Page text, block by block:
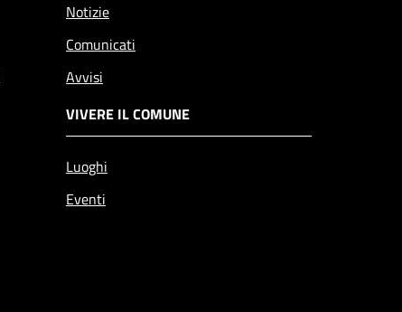
Notizie
Comunicati
Avvisi
VIVERE IL COMUNE
Luoghi
Eventi